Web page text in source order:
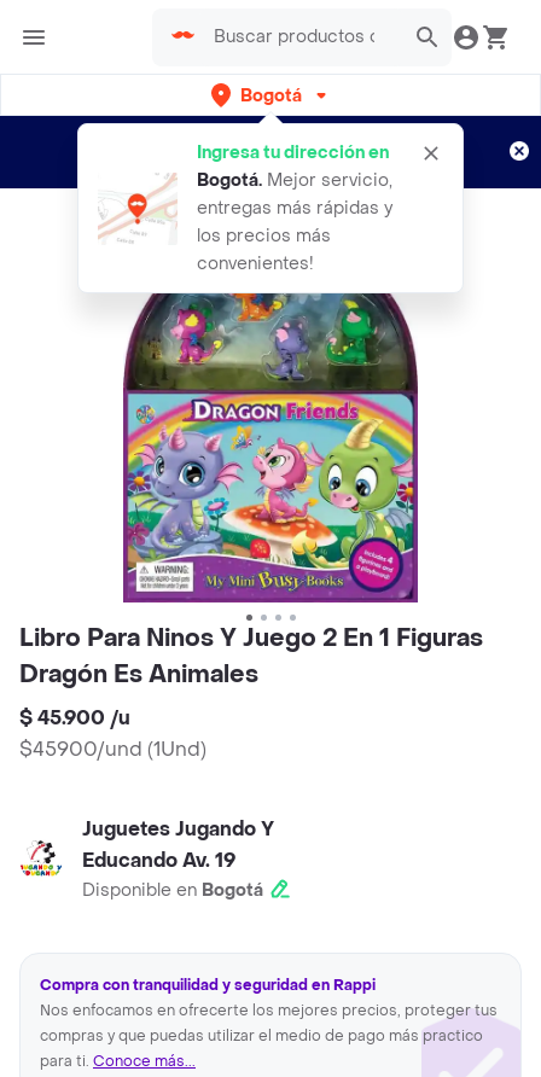
Bogotá
Ingresa tu dirección en
Bogotá. Mejor servicio,
entregas más rápidas y
los precios más
convenientes!
envíos gratis por semanas
Aplican TyC
Libro Para Ninos Y Juego 2 En 1 Figuras
Dragón Es Animales
$ 45.900 /u
$45900/und (1Und)
Juguetes Jugando Y
Educando Av. 19
Disponible en Bogotá
Compra con tranquilidad y seguridad en Rappi
Nos enfocamos en ofrecerte los mejores precios, proteger tus
compras y que puedas utilizar el medio de pago más practico
para ti. Conoce más...